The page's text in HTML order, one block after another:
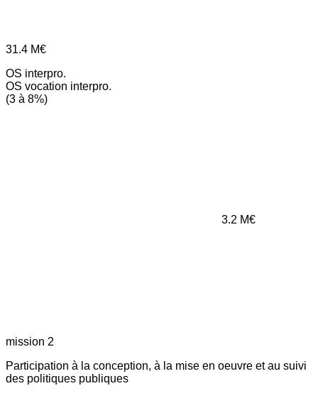
31.4 M€
OS interpro.
OS vocation interpro.
(3 à 8%)
3.2 M€
mission 2
Participation à la conception, à la mise en oeuvre et au suivi
des politiques publiques